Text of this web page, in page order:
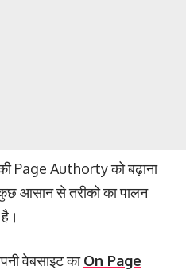
Page Authorty को बढ़ाना
आसान से तरीको का पालन
वेबसाइट काOn Page